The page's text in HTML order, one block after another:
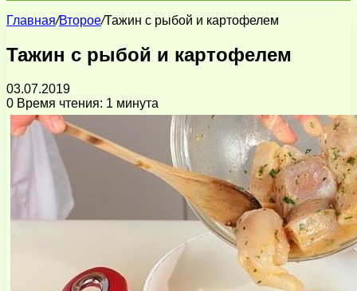
Главная/Второе/Тажин с рыбой и картофелем
Тажин с рыбой и картофелем
03.07.2019
0 Время чтения: 1 минута